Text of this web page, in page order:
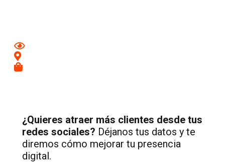
¿Quieres atraer más clientes desde tus
redes sociales? Déjanos tus datos y te
diremos cómo mejorar tu presencia
digital.